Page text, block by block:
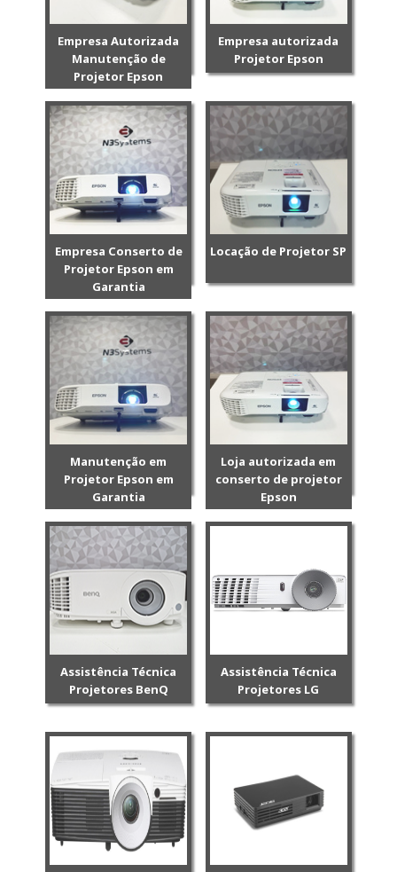
Empresa Autorizada
Manutenção de
Projetor Epson
Empresa autorizada
Projetor Epson
Empresa Conserto de
Projetor Epson em
Garantia
Locação de Projetor SP
Manutenção em
Projetor Epson em
Garantia
Loja autorizada em
conserto de projetor
Epson
Assistência Técnica
Projetores BenQ
Assistência Técnica
Projetores LG